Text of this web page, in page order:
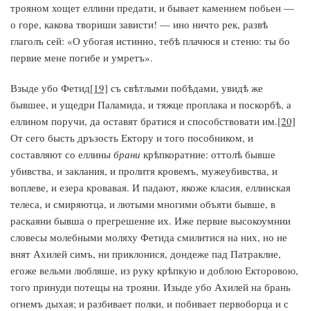
трояном хощет еллини предати, и бывает камением побьен —
о горе, какова твориши зависти! — ино ничто рек, развѣ
глаголъ сей: «О убогая истинно, тебѣ плачюся и стеню: ты бо
первие мене погибе и умретъ».
Взыде убо Фетид[19] съ свѣтлыми побѣдами, увидѣ же
бывшее, и ущедри Паламида, и тяжце проплака и поскорбѣ, а
еллином поручи, да оставят братися и способствовати им.[20]
От сего бысть дръзость Ектору и того пособником, и
составляют со еллины брани крѣпкоратние: оттолѣ бывше
убивства, и заклания, и пролитя кровемъ, мужеубивства, и
воплеве, и езера кровавая. И падают, якоже класия, еллинская
телеса, и смиряютца, и лютыми многими объяти бывше, в
раскаяни бывша о прегрешение их. Иже первие высокоумнии
словесы молебными моляху Фетида смилитися на них, но не
внят Ахилей симъ, ни приклонися, дондеже пад Патраклие,
егоже вельми любляше, из руку крѣпкую и доблою Екторовою,
того принуди потещы на трояни. Изыде убо Ахилей на брань
огнемъ дыхая; и разбивает полки, и побивает первоборца и с